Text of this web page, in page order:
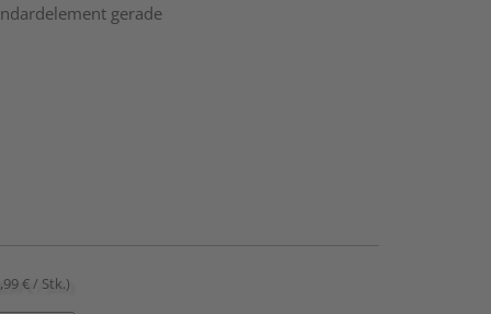
gerade
€ / Stk.)